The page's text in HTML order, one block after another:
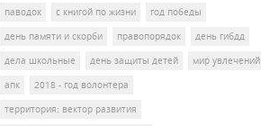
паводок
с книгой по жизни
год победы
день памяти и скорби
правопорядок
день гибдд
дела школьные
день защиты детей
мир увлечений
апк
2018 - год волонтера
территория: вектор развития